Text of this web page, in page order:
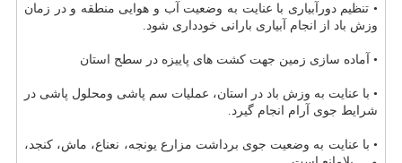
• تنظیم دورآبیاری با عنایت به وضعیت آب و هوایی منطقه و در زمان
وزش باد از انجام آبیاری بارانی خودداری شود.
• آماده سازی زمین جهت كشت های پاییزه در سطح استان
• با عنایت به وزش باد در استان، عملیات سم پاشی ومحلول پاشی در
شرایط جوی آرام انجام گیرد.
• با عنایت به وضعیت جوی برداشت مزارع یونجه، نعناع، ماش، كنجد،